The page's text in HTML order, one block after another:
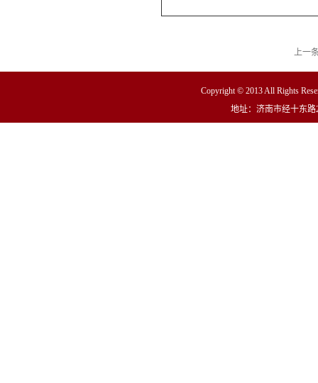
上一
Copyright © 2013 All Rights
地址：济南市经十东路